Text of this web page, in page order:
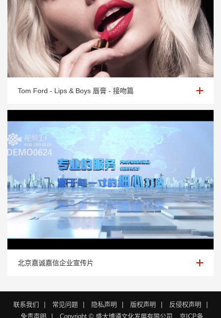
Tom Ford - Lips & Boys 唇膏 - 接吻篇
Tom Ford - Lips & Boys 唇膏 - 接吻篇
北京嘉诚嘉信企业宣传片
北京嘉诚嘉信企业宣传片
联系我们 | 常见问题 | 隐私声明 | 版权声明 | 反侵权声明
|
免责声明
| Copyright © 盛大博通文化发展有限公司 京ICP备